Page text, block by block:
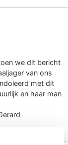
we dit bericht
van ons
met dit
en haar man